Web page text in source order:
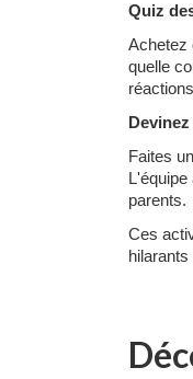
Quiz
Achetez
quelle
Faites
parents.
Ces
hilarants